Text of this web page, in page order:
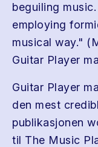
beguiling
employing
musical way."
Guitar Player
Guitar Player
den mest
publikasjonen
til The Music